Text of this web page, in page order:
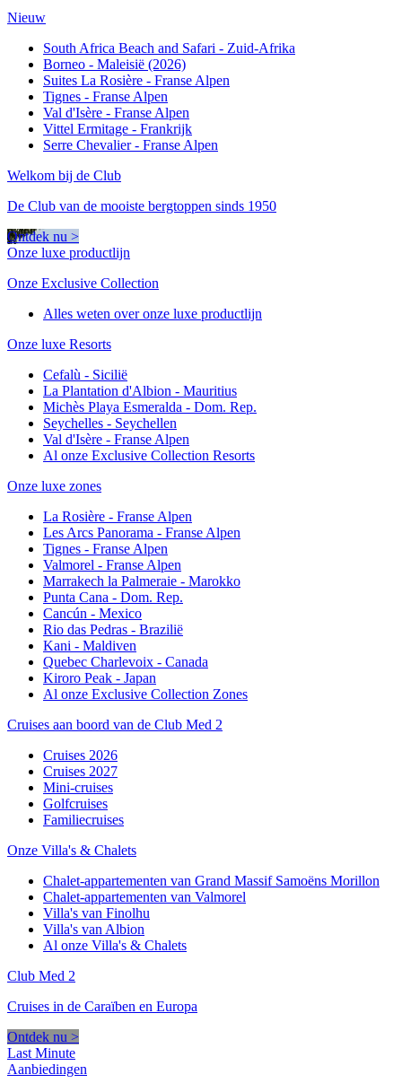
Nieuw
South Africa Beach and Safari - Zuid-Afrika
Borneo - Maleisië (2026)
Suites La Rosière - Franse Alpen
Tignes - Franse Alpen
Val d'Isère - Franse Alpen
Vittel Ermitage - Frankrijk
Serre Chevalier - Franse Alpen
Welkom bij de Club
De Club van de mooiste bergtoppen sinds 1950
Ontdek nu >
Onze luxe productlijn
Onze Exclusive Collection
Alles weten over onze luxe productlijn
Onze luxe Resorts
Cefalù - Sicilië
La Plantation d'Albion - Mauritius
Michès Playa Esmeralda - Dom. Rep.
Seychelles - Seychellen
Val d'Isère - Franse Alpen
Al onze Exclusive Collection Resorts
Onze luxe zones
La Rosière - Franse Alpen
Les Arcs Panorama - Franse Alpen
Tignes - Franse Alpen
Valmorel - Franse Alpen
Marrakech la Palmeraie - Marokko
Punta Cana - Dom. Rep.
Cancún - Mexico
Rio das Pedras - Brazilië
Kani - Maldiven
Quebec Charlevoix - Canada
Kiroro Peak - Japan
Al onze Exclusive Collection Zones
Cruises aan boord van de Club Med 2
Cruises 2026
Cruises 2027
Mini-cruises
Golfcruises
Familiecruises
Onze Villa's & Chalets
Chalet-appartementen van Grand Massif Samoëns Morillon
Chalet-appartementen van Valmorel
Villa's van Finolhu
Villa's van Albion
Al onze Villa's & Chalets
Club Med 2
Cruises in de Caraïben en Europa
Ontdek nu >
Last Minute
Aanbiedingen